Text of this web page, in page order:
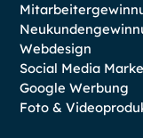
Webdesign
Social Media
Google Werbung
Foto &